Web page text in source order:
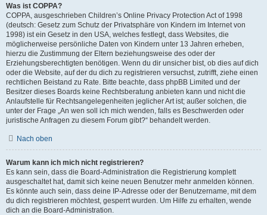
Was ist COPPA?
COPPA, ausgeschrieben Children’s Online Privacy Protection Act of 1998
(deutsch: Gesetz zum Schutz der Privatsphäre von Kindern im Internet von
1998) ist ein Gesetz in den USA, welches festlegt, dass Websites, die
möglicherweise persönliche Daten von Kindern unter 13 Jahren erheben,
hierzu die Zustimmung der Eltern beziehungsweise des oder der
Erziehungsberechtigten benötigen. Wenn du dir unsicher bist, ob dies auf dich
oder die Website, auf der du dich zu registrieren versuchst, zutrifft, ziehe einen
rechtlichen Beistand zu Rate. Bitte beachte, dass phpBB Limited und der
Besitzer dieses Boards keine Rechtsberatung anbieten kann und nicht die
Anlaufstelle für Rechtsangelegenheiten jeglicher Art ist; außer solchen, die
unter der Frage „An wen soll ich mich wenden, falls es Beschwerden oder
juristische Anfragen zu diesem Forum gibt?“ behandelt werden.
Nach oben
Warum kann ich mich nicht registrieren?
Es kann sein, dass die Board-Administration die Registrierung komplett
ausgeschaltet hat, damit sich keine neuen Benutzer mehr anmelden können.
Es könnte auch sein, dass deine IP-Adresse oder der Benutzername, mit dem
du dich registrieren möchtest, gesperrt wurden. Um Hilfe zu erhalten, wende
dich an die Board-Administration.